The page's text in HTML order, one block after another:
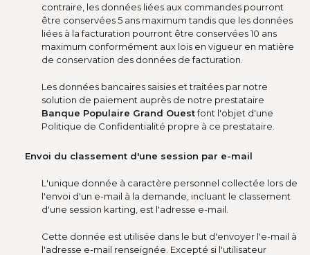
contraire, les données liées aux commandes pourront
être conservées 5 ans maximum tandis que les données
liées à la facturation pourront être conservées 10 ans
maximum conformément aux lois en vigueur en matière
de conservation des données de facturation.
Les données bancaires saisies et traitées par notre
solution de paiement auprès de notre prestataire
Banque Populaire Grand Ouestfont l'objet d'une
Politique de Confidentialité propre à ce prestataire.
Envoi du classement d'une session par e-mail
L'unique donnée à caractère personnel collectée lors de
l'envoi d'un e-mail à la demande, incluant le classement
d'une session karting, est l'adresse e-mail.
Cette donnée est utilisée dans le but d'envoyer l'e-mail à
l'adresse e-mail renseignée. Excepté si l'utilisateur